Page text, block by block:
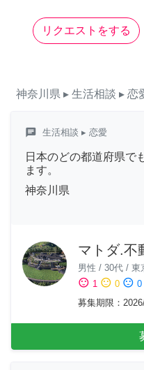
リクエストをする
神奈川県 ▸ 生活相談 ▸ 恋
chat 生活相談 ▸ 恋愛
日本のどの都道府県で
ます。
神奈川県
マトダ.不
男性 / 30代 / 東
sentiment_satisfied 1 sentiment_neutral 0 sentiment_dissatisfied 0
募集期限 ：